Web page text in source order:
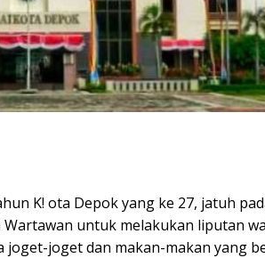
K! ota Depok yang ke 27, jatuh
Wartawan untuk melakukan liputan
joget-joget dan makan-makan yang